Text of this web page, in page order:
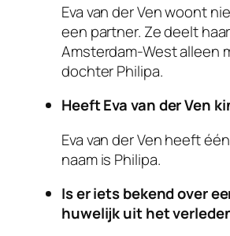
Eva van der Ven woont
een partner. Ze deelt
Amsterdam-West alleen
dochter Philipa.
Heeft Eva van der Ven
Eva van der Ven heeft
naam is Philipa.
Is er iets bekend over
huwelijk uit het